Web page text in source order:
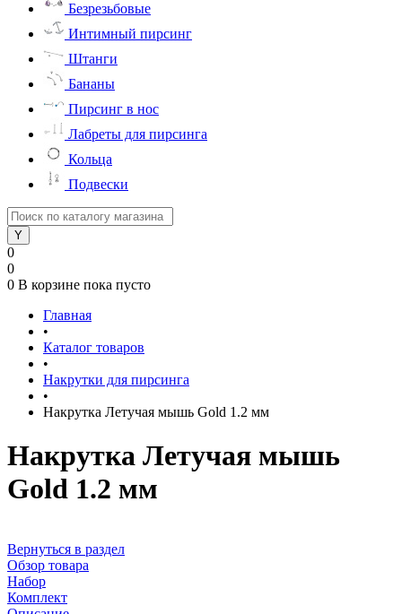
Безрезьбовые
Интимный пирсинг
Штанги
Бананы
Пирсинг в нос
Лабреты для пирсинга
Кольца
Подвески
0
0
0 В корзине пока пусто
Главная
•
Каталог товаров
•
Накрутки для пирсинга
•
Накрутка Летучая мышь Gold 1.2 мм
Накрутка Летучая мышь
Gold 1.2 мм
Вернуться в раздел
Обзор товара
Набор
Комплект